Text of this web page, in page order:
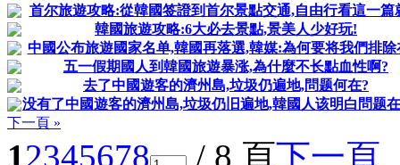
首尔旅遊攻略:從韓國签證到首尔景點交通,自由行看這一篇
韓國旅遊攻略:6大必去景點,景美人少好玩!
中國公布旅遊國家名单,韓國再落選,韓媒:為何要将我們排除
五一假期國人到韓國旅遊暴涨,為什麼不长點血性啊?
去了中國遊客的濟州島,垃圾仍遍地,問题何在?
没有了中國遊客的濟州島,垃圾仍旧遍地,韓國人该明白問题
下一頁 »
12345678 / 8 頁下一頁